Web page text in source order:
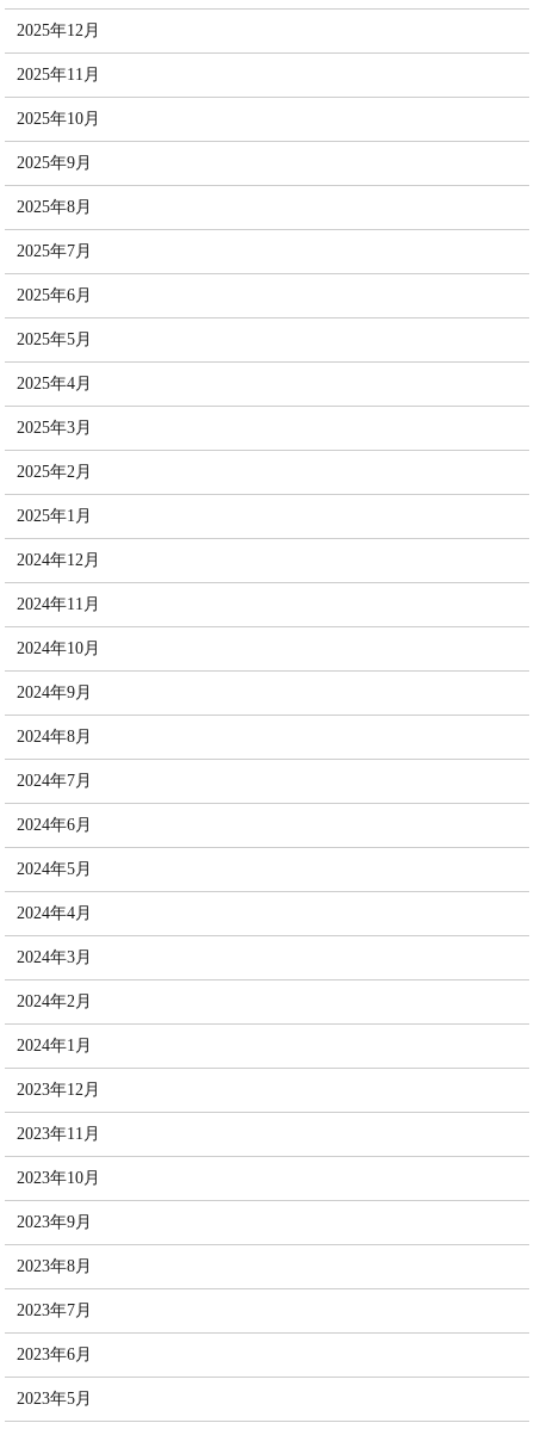
2025年12月
2025年11月
2025年10月
2025年9月
2025年8月
2025年7月
2025年6月
2025年5月
2025年4月
2025年3月
2025年2月
2025年1月
2024年12月
2024年11月
2024年10月
2024年9月
2024年8月
2024年7月
2024年6月
2024年5月
2024年4月
2024年3月
2024年2月
2024年1月
2023年12月
2023年11月
2023年10月
2023年9月
2023年8月
2023年7月
2023年6月
2023年5月